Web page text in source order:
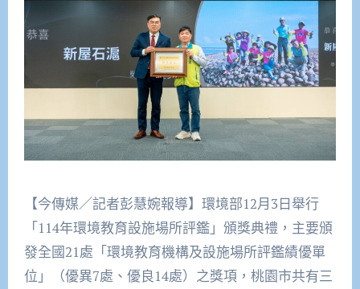
【今傳媒／記者彭慧婉報導】環境部12月3日舉行
「114年環境教育設施場所評鑑」頒獎典禮，主要頒
發全國21處「環境教育機構及設施場所評鑑績優單
位」（優異7處、優良14處）之獎項，桃園市共有三